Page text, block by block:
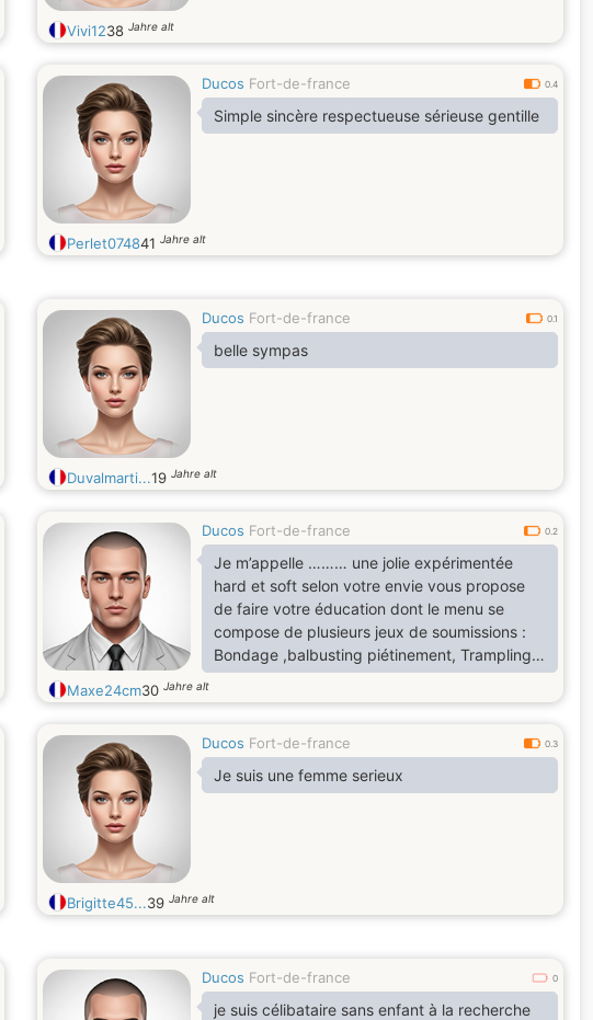
Vivi1238 Jahre alt
Ducos Fort-de-france 0.4
Simple sincère respectueuse sérieuse gentille
Perlet074841 Jahre alt
Ducos Fort-de-france 0.1
belle sympas
Duvalmarti...19 Jahre alt
Ducos Fort-de-france 0.2
Je m’appelle ……… une jolie expérimentée
hard et soft selon votre envie vous propose
de faire votre éducation dont le menu se
compose de plusieurs jeux de soumissions :
Bondage ,balbusting piétinement, Trampling
,Champagne et caviar, Sodomie Lévrettes 69
Fessée Humiliations verbales Châtiment
testicules Gode Ceinture dilatation anal et fist
bougie Crachat Gifles féminisation fétichisme
des pieds . TG: Maxe_KP
Maxe24cm30 Jahre alt
Ducos Fort-de-france 0.3
Je suis une femme serieux
Brigitte45...39 Jahre alt
Ducos Fort-de-france 0
je suis célibataire sans enfant à la recherche